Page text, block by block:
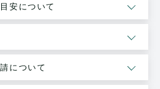
安について
について